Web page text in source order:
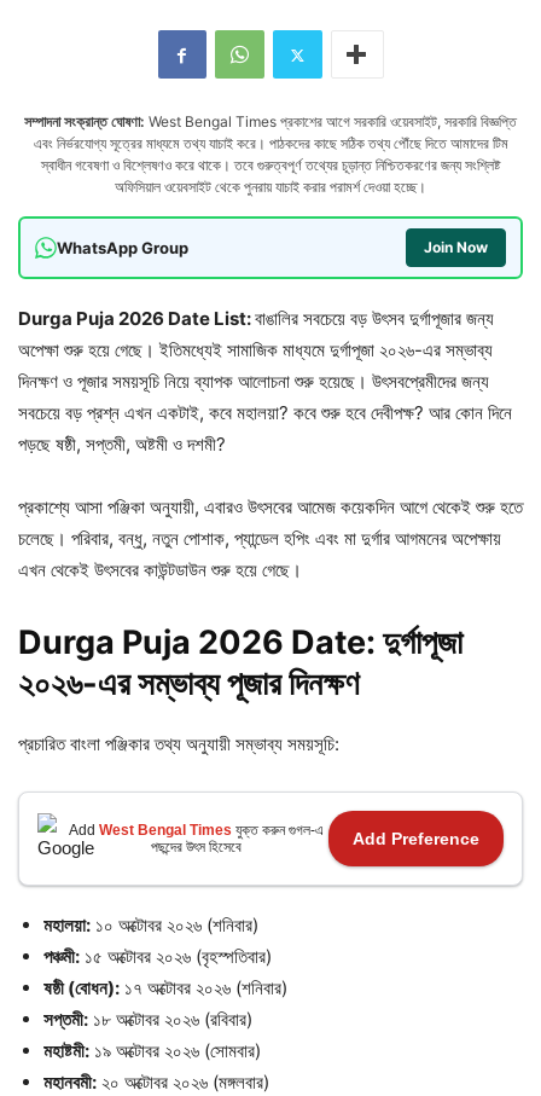
সম্পাদনা সংক্রান্ত ঘোষণা: West Bengal Times প্রকাশের আগে সরকারি ওয়েবসাইট, সরকারি বিজ্ঞপ্তি
এবং নির্ভরযোগ্য সূত্রের মাধ্যমে তথ্য যাচাই করে। পাঠকদের কাছে সঠিক তথ্য পৌঁছে দিতে আমাদের টিম
স্বাধীন গবেষণা ও বিশ্লেষণও করে থাকে। তবে গুরুত্বপূর্ণ তথ্যের চূড়ান্ত নিশ্চিতকরণের জন্য সংশ্লিষ্ট
অফিসিয়াল ওয়েবসাইট থেকে পুনরায় যাচাই করার পরামর্শ দেওয়া হচ্ছে।
WhatsApp Group Join Now
Durga Puja 2026 Date List:বাঙালির সবচেয়ে বড় উৎসব দুর্গাপূজার জন্য
অপেক্ষা শুরু হয়ে গেছে। ইতিমধ্যেই সামাজিক মাধ্যমে দুর্গাপূজা ২০২৬-এর সম্ভাব্য
দিনক্ষণ ও পূজার সময়সূচি নিয়ে ব্যাপক আলোচনা শুরু হয়েছে। উৎসবপ্রেমীদের জন্য
সবচেয়ে বড় প্রশ্ন এখন একটাই, কবে মহালয়া? কবে শুরু হবে দেবীপক্ষ? আর কোন দিনে
পড়ছে ষষ্ঠী, সপ্তমী, অষ্টমী ও দশমী?
প্রকাশ্যে আসা পঞ্জিকা অনুযায়ী, এবারও উৎসবের আমেজ কয়েকদিন আগে থেকেই শুরু হতে
চলেছে। পরিবার, বন্ধু, নতুন পোশাক, প্যান্ডেল হপিং এবং মা দুর্গার আগমনের অপেক্ষায়
এখন থেকেই উৎসবের কাউন্টডাউন শুরু হয়ে গেছে।
Durga Puja 2026 Date: দুর্গাপূজা
২০২৬-এরসম্ভাব্যপূজারদিনক্ষণ
প্রচারিত বাংলা পঞ্জিকার তথ্য অনুযায়ী সম্ভাব্য সময়সূচি:
Add West Bengal Times যুক্ত করুন গুগল-এ
পছন্দের উৎস হিসেবে
Add Preference
মহালয়া: ১০ অক্টোবর ২০২৬ (শনিবার)
পঞ্চমী: ১৫ অক্টোবর ২০২৬ (বৃহস্পতিবার)
ষষ্ঠী (বোধন): ১৭ অক্টোবর ২০২৬ (শনিবার)
সপ্তমী: ১৮ অক্টোবর ২০২৬ (রবিবার)
মহাষ্টমী: ১৯ অক্টোবর ২০২৬ (সোমবার)
মহানবমী: ২০ অক্টোবর ২০২৬ (মঙ্গলবার)